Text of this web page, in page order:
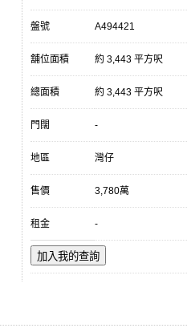
盤號 A494421
舖位面積 約 3,443 平方呎
總面積 約 3,443 平方呎
門闊 -
地區 灣仔
售價 3,780萬
租金 -
加入我的查詢